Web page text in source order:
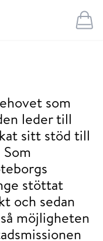
som
leder till
sitt stöd till
stöttat
och sedan
möjligheten